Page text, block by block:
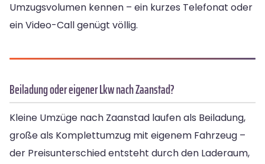
Umzugsvolumen kennen – ein kurzes Telefonat oder
ein Video-Call genügt völlig.
Beiladung oder eigener Lkw nach Zaanstad?
Kleine Umzüge nach Zaanstad laufen als Beiladung,
große als Komplettumzug mit eigenem Fahrzeug –
der Preisunterschied entsteht durch den Laderaum,